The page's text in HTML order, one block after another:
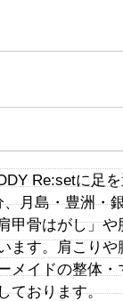
Re:setに足
月島・豊洲・
甲骨はがし」
ます。肩こり
メイドの整体
ております。